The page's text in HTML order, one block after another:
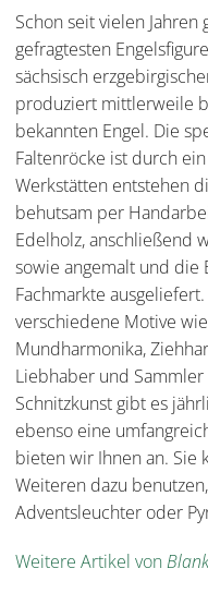
Schon seit vielen
gefragtesten
sächsisch
produziert mittlerweile
bekannten Engel. Die
Faltenröcke ist durch
Werkstätten entstehen
behutsam per
Edelholz, anschließend
sowie angemalt und die
Fachmarkte
verschiedene Motive
Mundharmonika,
Liebhaber und
Schnitzkunst gibt es
ebenso eine
bieten wir Ihnen an. Sie
Weiteren dazu
Adventsleuchter oder
Weitere Artikel vonBlank